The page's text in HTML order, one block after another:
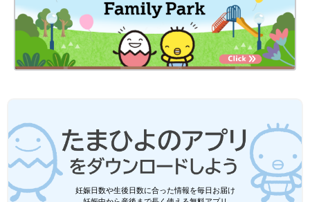
妊娠日数や生後日数に合った情報を毎日お届け